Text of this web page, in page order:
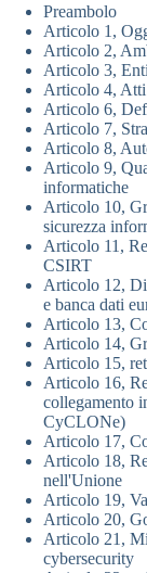
Preambolo
Articolo 1,
Articolo 2,
Articolo 3,
Articolo 4,
Articolo 6,
Articolo 7,
Articolo 8,
Articolo 9,
informatiche
Articolo 10,
sicurezza
Articolo 11,
CSIRT
Articolo 12,
e banca dati
Articolo 13,
Articolo 14,
Articolo 15,
Articolo 16,
collegamento
CyCLONe)
Articolo 17,
Articolo 18,
nell'Unione
Articolo 19,
Articolo 20,
Articolo 21,
cybersecurity